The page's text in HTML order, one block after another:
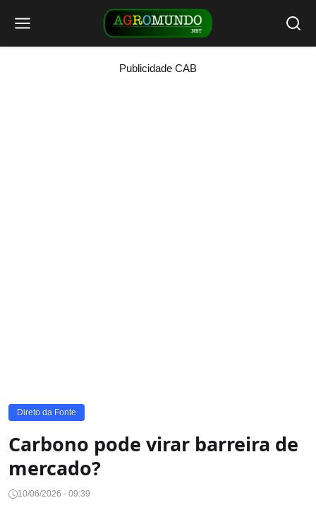
Publicidade CAB
Direto da Fonte
Carbono pode virar barreira de
mercado?
10/06/2026 - 09:39